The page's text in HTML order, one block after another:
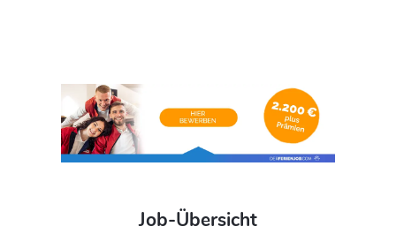
Job-Übersicht